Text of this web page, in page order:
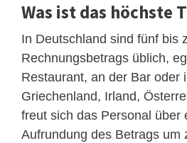
Was ist das höchste
In Deutschland sind fünf bis
Rechnungsbetrags üblich,
Restaurant, an der Bar oder
Griechenland, Irland,
freut sich das Personal über
Aufrundung des Betrags um